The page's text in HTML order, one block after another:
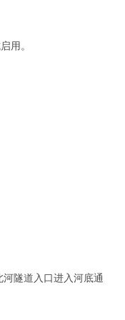
用。
隧道入口进入河底通